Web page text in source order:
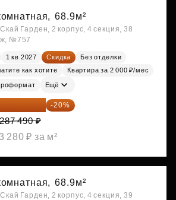
68.9м²
Гарден, 2 корпус, 4 секция, 38
№757
1 кв 2027 Скидка
Без отделки
как хотите
Квартира за 2 000 ₽/мес
Ещё
029 992 ₽ -20%
490 ₽
280 ₽ за м²
68.9м²
Гарден, 2 корпус, 4 секция, 39